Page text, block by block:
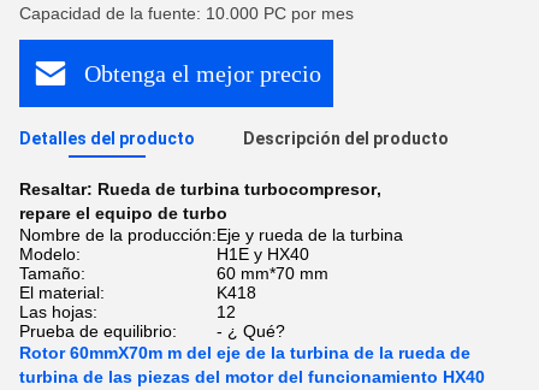
Capacidad de la fuente: 10.000 PC por mes
Obtenga el mejor precio
Detalles del producto Descripción del producto
Resaltar: Rueda de turbina turbocompresor,
repare el equipo de turbo
Nombre de la producción:Eje y rueda de la turbina
Modelo:
H1E y HX40
Tamaño:
60 mm*70 mm
El material:
K418
Las hojas:
12
Prueba de equilibrio:
- ¿ Qué?
Rotor 60mmX70m m del eje de la turbina de la rueda de
turbina de las piezas del motor del funcionamiento HX40